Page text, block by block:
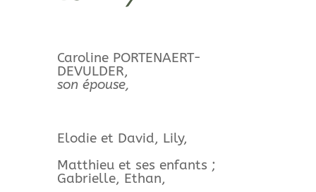
Caroline PORTENAERT-
DEVULDER,
son épouse,
Elodie et David, Lily,
Matthieu et ses enfants ;
Gabrielle, Ethan,